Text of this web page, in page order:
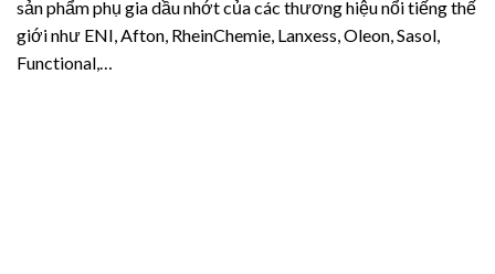
sản phẩm phụ gia dầu nhớt của các thương hiệu nổi tiếng thế
giới như ENI, Afton, RheinChemie, Lanxess, Oleon, Sasol,
Functional,…